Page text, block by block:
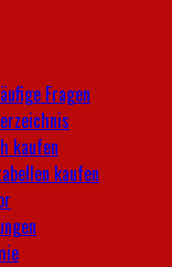
Fragen
kaufen
kaufen